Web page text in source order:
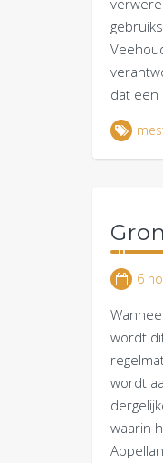
dat een
6
wordt
wordt
waarin